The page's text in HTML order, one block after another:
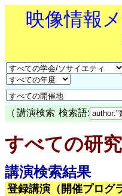
映像情報
（ 講演検索 検索語:
すべての研
講演検索結果
登録講演（開催プログ